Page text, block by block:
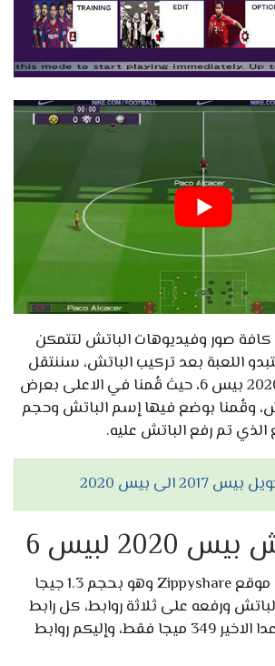
صور وفيديوهات الباتش لتتمكن
اللعبة بعد تركيب الباتش، سننتقل
الى تحميل باتش 2020 بيس 6، حيث قُمنا في الاعلى بعرض
وقُمنا بوضع فيها إسم الباتش وحجم
الذي تم رفع الباتش عليه.
2017 الى بيس 2020
لبيس 6
الباتش مرفوع على موقع Zippyshare وهو بحجم 1.3 جيجا
ورفعه على ثلاثة روابط، كل رابط
بحجم 500 ميجا ماعدا الاخير 349 ميجا فقط، وإليكم روابط